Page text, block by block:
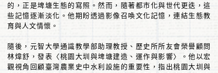
的，正是埤塘生態的寫照。然而，隨著都市化與世代更迭，這
些記憶逐漸淡化。他期盼透過影像召喚文化記憶，連結生態教
育與人文情懷。
隨後，元智大學通識教學部助理教授、歷史所所友會榮譽顧問
林煒舒，發表〈桃園大圳與埤塘建造、運作與影響〉。他以宏
觀視角回顧臺灣農業史中水利設施的重要性，指出桃園大圳與